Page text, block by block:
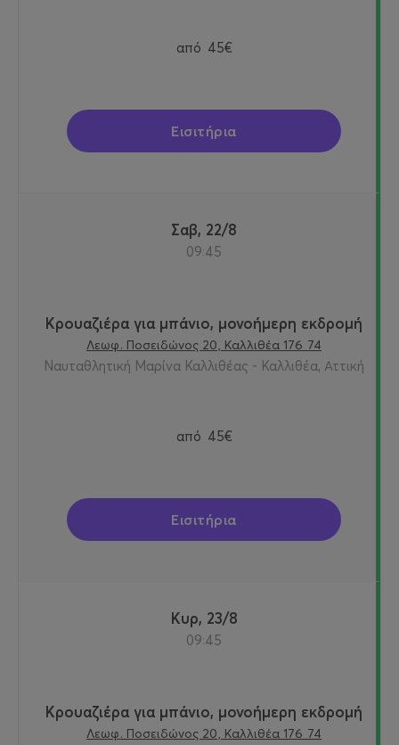
από 45€
Εισιτήρια
Σαβ, 22/8
09:45
Κρουαζιέρα για μπάνιο, μονοήμερη εκδρομή
Λεωφ. Ποσειδώνος 20, Καλλιθέα 176 74
Ναυταθλητική Μαρίνα Καλλιθέας - Καλλιθέα, Αττική
από 45€
Εισιτήρια
Κυρ, 23/8
09:45
Κρουαζιέρα για μπάνιο, μονοήμερη εκδρομή
Λεωφ. Ποσειδώνος 20, Καλλιθέα 176 74